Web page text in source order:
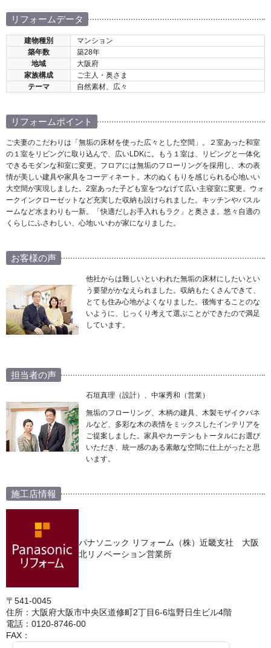
リフォームデータ
建物種別
マンション
築年数
築28年
地域
大阪府
家族構成
ご主人・奥さま
テーマ
自然素材、広々
リフォームポイント
ご夫妻のこだわりは「無垢の床材を使った広々とした空間」。２室あった和室
の１室をリビングに取り込んで、広いLDKに。もう１室は、リビングと一体化
できるモダンな和室に変更。フロアには無垢のフローリングを採用し、木の表
情が美しい建具や家具をコーディネート。木のぬくもりを感じられる心地いい
大空間が実現しました。2室あった子ども室をつなげて広い主寝室に変更。ウォ
ークインクローゼットなど充実した収納も設けられました。キッチンやバスル
ームなど水まわりも一新。「快適だしお手入れもラク」と奥さま。悠々自適の
くらしにふさわしい、心地いいわが家になりました。
お客様の声
他社からは難しいといわれた無垢の床材にしたいとい
う要望がかなえられました。収納もたくさんできて、
とても住み心地がよくなりました。後悔することのな
いように、じっくり考えて選ぶことができたので満足
しています。
担当者の声
石垣真理（設計）、中塚秀和（営業）
無垢のフローリング、木柄の建具、木製モザイクパネ
ルなど、多彩な木の表情をミックスしたインテリアを
ご提案しました。家具やカーテンもトータルにお選び
いただき、統一感のある素敵な空間に仕上がったと思
います。
施工店情報
パナソニック リフォーム（株）近畿支社 大阪
北リノベーション営業所
〒541-0045
住所：大阪府大阪市中央区道修町2丁目6-6塩野日生ビル4階
電話：0120-8746-00
FAX：